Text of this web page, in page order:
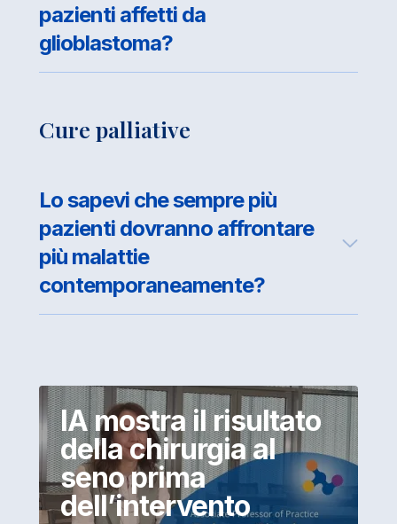
pazienti affetti da
glioblastoma?
Cure palliative
Lo sapevi che sempre più
pazienti dovranno affrontare
più malattie
contemporaneamente?
IA mostra il risultato
della chirurgia al
seno prima
dell’intervento